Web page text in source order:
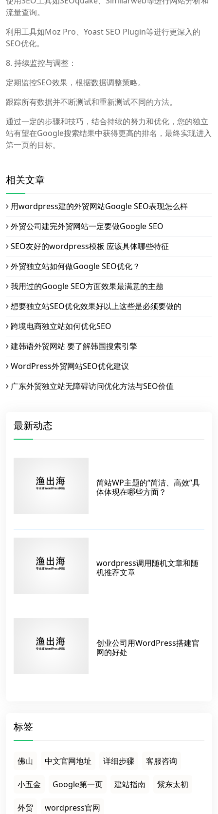
流量查询。
利用工具如Moz Pro、Yoast SEO Plugin等进行更深入的
SEO优化。
8. 持续监控与调整：
定期监控SEO效果，根据数据调整策略。
跟踪所有数据并不断测试和重新测试不同的方法。
通过一定的步骤和技巧，结合持续的努力和优化，您的独立
站有望在Google搜索结果中获得更高的排名，最终实现进入
第一页的目标。
相关文章
用wordpress建的外贸网站Google SEO表现怎么样
外贸公司建完外贸网站一定要做Google SEO
SEO友好的wordpress模板 应该具体哪些特征
外贸独立站如何做Google SEO优化？
我用过的Google SEO方面效果最满意的主题
想要独立站SEO优化效果好以上这些是必须要做的
跨境电商独立站如何优化SEO
建韩语外贸网站 要了解韩国搜索引擎
WordPress外贸网站SEO优化建议
广东外贸独立站无障碍访问优化方法与SEO价值
最新动态
简站WP主题的“简洁、高效”具
体体现在哪些方面？
wordpress调用随机文章和随
机推荐文章
创业公司用WordPress搭建官
网的好处
标签
佛山 中文官网地址 详细步骤 客服咨询
小五金 Google第一页 建站指南 紫东太初
外贸 wordpress官网